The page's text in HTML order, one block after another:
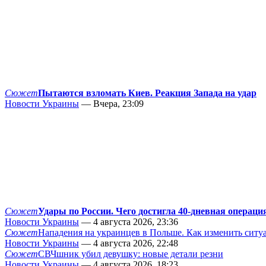
СюжетПытаются взломать Киев. Реакция Запада на удар
Новости Украины — Вчера, 23:09
СюжетУдары по России. Чего достигла 40-дневная
Новости Украины — 4 августа 2026, 23:36
СюжетНападения на украинцев в Польше. Как изменить
Новости Украины — 4 августа 2026, 22:48
СюжетСВЧшник убил девушку: новые детали резни